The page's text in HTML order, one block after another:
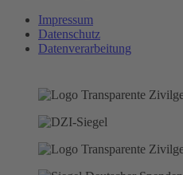
Impressum
Datenschutz
Datenverarbeitung